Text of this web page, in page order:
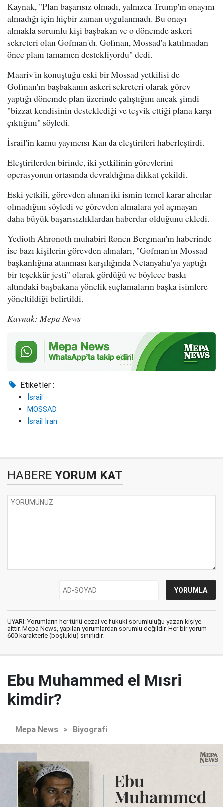
Kaynak, "Plan başarısız olmadı, yalnızca Trump'ın onayını
almadığı için hiçbir zaman uygulanmadı. Bu onayı
almakla sorumlu kişi başbakan ve o dönemde askeri
sekreteri olan Gofman'dı. Gofman, Mossad'a katılmadan
önce planı tamamen destekliyordu" dedi.
Maariv'in konuştuğu eski bir Mossad yetkilisi de
Gofman'ın başbakanın askeri sekreteri olarak görev
yaptığı dönemde plan üzerinde çalıştığını ancak şimdi
"bizzat kendisinin desteklediği ve teşvik ettiği plana karşı
çıktığını" söyledi.
İsrail'in kamu yayıncısı Kan da eleştirileri haberleştirdi.
Eleştirilerden birinde, iki yetkilinin görevlerini
operasyonun ortasında devraldığına dikkat çekildi.
Eski yetkili, görevden alınan iki ismin temel karar alıcılar
olmadığını söyledi ve görevden almalara yol açmayan
daha büyük başarısızlıklardan haberdar olduğunu ekledi.
Yedioth Ahronoth muhabiri Ronen Bergman'ın haberinde
ise bazı kişilerin görevden almaları, "Gofman'ın Mossad
başkanlığına atanması karşılığında Netanyahu'ya yaptığı
bir teşekkür jesti" olarak gördüğü ve böylece baskı
altındaki başbakana yönelik suçlamaların başka isimlere
yöneltildiği belirtildi.
Kaynak: Mepa News
Etiketler :
İsrail
MOSSAD
İsrail İran
HABERE YORUM KAT
UYARI: Yorumların her türlü cezai ve hukuki sorumluluğu yazan kişiye
aittir. Mepa News, yapılan yorumlardan sorumlu değildir. Her bir yorum
600 karakterle (boşluklu) sınırlıdır.
Ebu Muhammed el Mısri
kimdir?
Mepa News > Biyografi